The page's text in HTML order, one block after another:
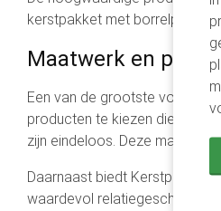
kerstpakket met borrelplank
Maatwerk en
Een van de grootste
producten te kiezen die
zijn eindeloos. Deze
Daarnaast biedt
waardevol relatiegeschenk